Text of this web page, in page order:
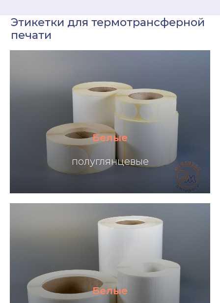
Белые
полуглянцевые
Белые